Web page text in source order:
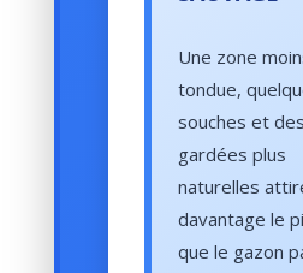
Une zone
tondue,
souches et
gardées plus
naturelles
davantage le
que le gazon